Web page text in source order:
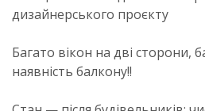
дизайнерського проєкту
Багато вікон на дві сторони,
наявність балкону!!